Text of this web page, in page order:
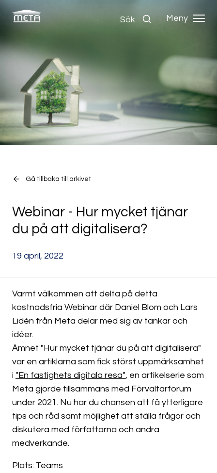
Sök Meny
Gå tillbaka till arkivet
Webinar - Hur mycket tjänar
du på att digitalisera?
19 april, 2022
Varmt välkommen att delta på detta
kostnadsfria Webinar där Daniel Blom och Lars
Lidén från Meta delar med sig av tankar och
idéer.
Ämnet "Hur mycket tjänar du på att digitalisera"
var en artiklarna som fick störst uppmärksamhet
i "En fastighets digitala resa", en artikelserie som
Meta gjorde tillsammans med Förvaltarforum
under 2021. Nu har du chansen att få ytterligare
tips och råd samt möjlighet att ställa frågor och
diskutera med författarna och andra
medverkande.
Plats: Teams